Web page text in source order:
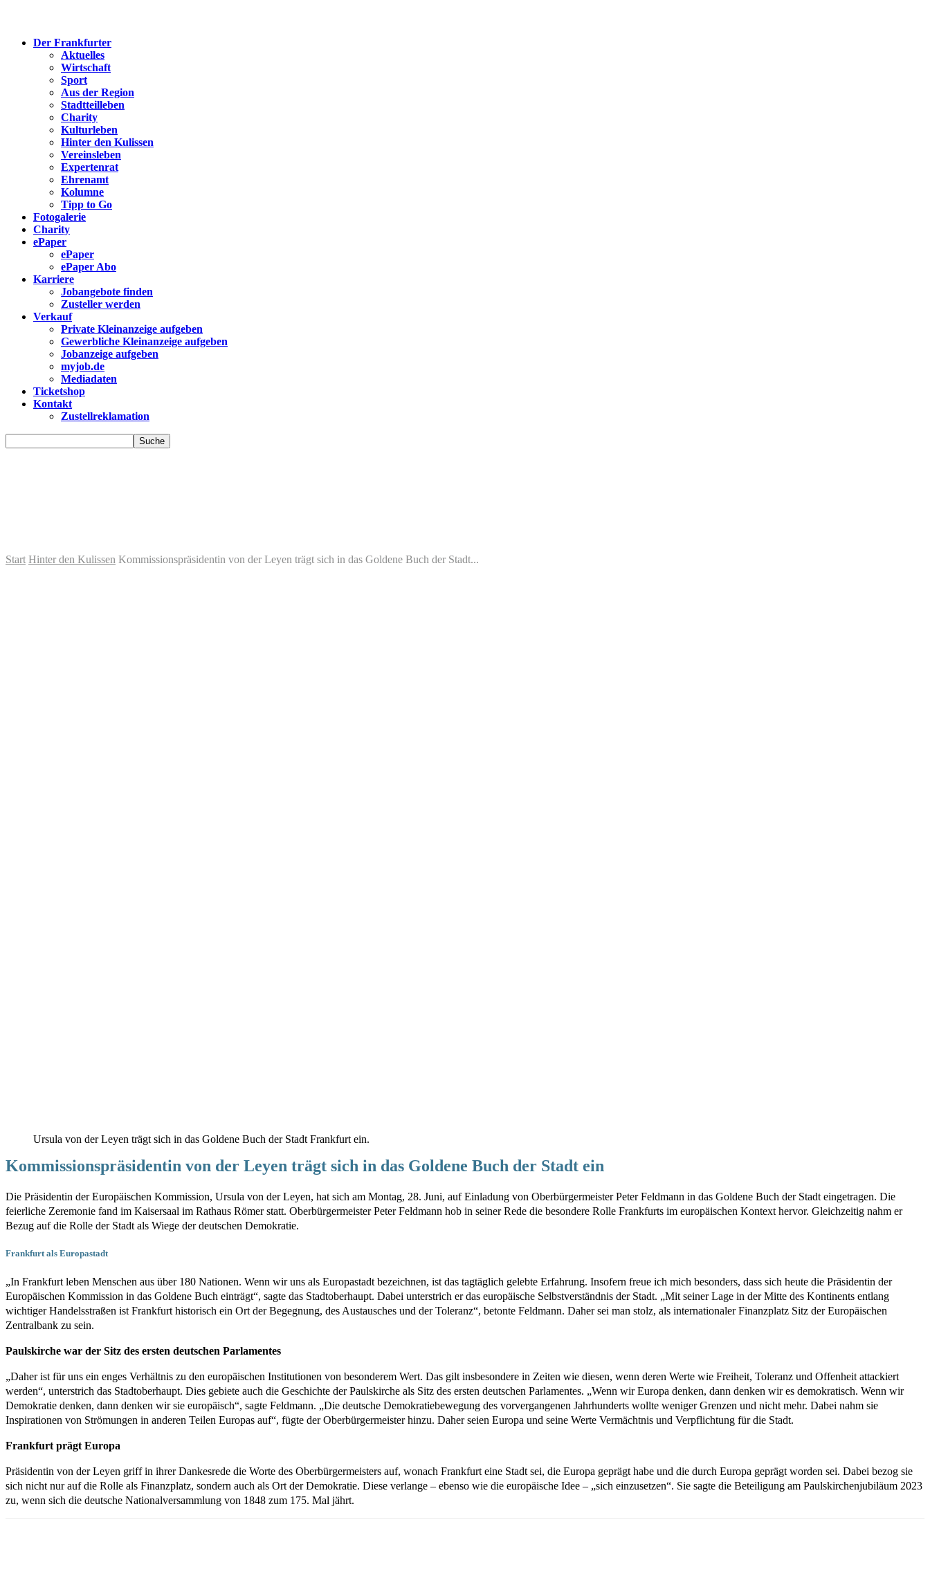
Der Frankfurter
Aktuelles
Wirtschaft
Sport
Aus der Region
Stadtteilleben
Charity
Kulturleben
Hinter den Kulissen
Vereinsleben
Expertenrat
Ehrenamt
Kolumne
Tipp to Go
Fotogalerie
Charity
ePaper
ePaper
ePaper Abo
Karriere
Jobangebote finden
Zusteller werden
Verkauf
Private Kleinanzeige aufgeben
Gewerbliche Kleinanzeige aufgeben
Jobanzeige aufgeben
myjob.de
Mediadaten
Ticketshop
Kontakt
Zustellreklamation
Start Hinter den Kulissen Kommissionspräsidentin von der Leyen trägt sich in das Goldene Buch der Stadt...
Ursula von der Leyen trägt sich in das Goldene Buch der Stadt Frankfurt ein.
Kommissionspräsidentin von der Leyen trägt sich in das Goldene Buch der Stadt ein
Die Präsidentin der Europäischen Kommission, Ursula von der Leyen, hat sich am Montag, 28. Juni, auf Einladung von Oberbürgermeister Peter Feldmann in das Goldene Buch der Stadt eingetragen. Die
feierliche Zeremonie fand im Kaisersaal im Rathaus Römer statt. Oberbürgermeister Peter Feldmann hob in seiner Rede die besondere Rolle Frankfurts im europäischen Kontext hervor. Gleichzeitig nahm er
Bezug auf die Rolle der Stadt als Wiege der deutschen Demokratie.
Frankfurt als Europastadt
„In Frankfurt leben Menschen aus über 180 Nationen. Wenn wir uns als Europastadt bezeichnen, ist das tagtäglich gelebte Erfahrung. Insofern freue ich mich besonders, dass sich heute die Präsidentin der
Europäischen Kommission in das Goldene Buch einträgt“, sagte das Stadtoberhaupt. Dabei unterstrich er das europäische Selbstverständnis der Stadt. „Mit seiner Lage in der Mitte des Kontinents entlang
wichtiger Handelsstraßen ist Frankfurt historisch ein Ort der Begegnung, des Austausches und der Toleranz“, betonte Feldmann. Daher sei man stolz, als internationaler Finanzplatz Sitz der Europäischen
Zentralbank zu sein.
Paulskirche war der Sitz des ersten deutschen Parlamentes
„Daher ist für uns ein enges Verhältnis zu den europäischen Institutionen von besonderem Wert. Das gilt insbesondere in Zeiten wie diesen, wenn deren Werte wie Freiheit, Toleranz und Offenheit attackiert
werden“, unterstrich das Stadtoberhaupt. Dies gebiete auch die Geschichte der Paulskirche als Sitz des ersten deutschen Parlamentes. „Wenn wir Europa denken, dann denken wir es demokratisch. Wenn wir
Demokratie denken, dann denken wir sie europäisch“, sagte Feldmann. „Die deutsche Demokratiebewegung des vorvergangenen Jahrhunderts wollte weniger Grenzen und nicht mehr. Dabei nahm sie
Inspirationen von Strömungen in anderen Teilen Europas auf“, fügte der Oberbürgermeister hinzu. Daher seien Europa und seine Werte Vermächtnis und Verpflichtung für die Stadt.
Frankfurt prägt Europa
Präsidentin von der Leyen griff in ihrer Dankesrede die Worte des Oberbürgermeisters auf, wonach Frankfurt eine Stadt sei, die Europa geprägt habe und die durch Europa geprägt worden sei. Dabei bezog sie
sich nicht nur auf die Rolle als Finanzplatz, sondern auch als Ort der Demokratie. Diese verlange – ebenso wie die europäische Idee – „sich einzusetzen“. Sie sagte die Beteiligung am Paulskirchenjubiläum 2023
zu, wenn sich die deutsche Nationalversammlung von 1848 zum 175. Mal jährt.